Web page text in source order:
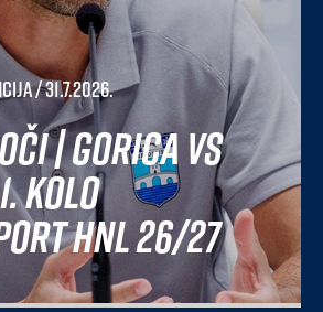
/ 31.7.2026.
| Gorica vs
kolo
HNL 26/27